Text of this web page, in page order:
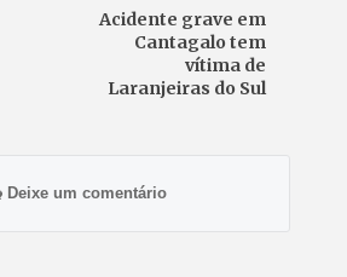
Acidente grave em
Cantagalo tem
vítima de
Laranjeiras do Sul
Deixe um comentário